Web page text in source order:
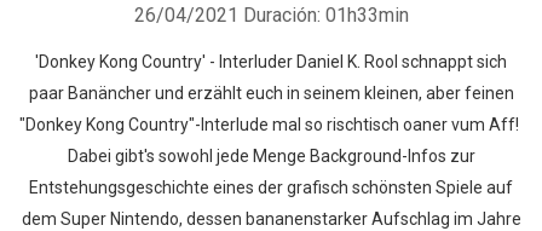
26/04/2021 Duración: 01h33min
'Donkey Kong Country' - Interluder Daniel K. Rool schnappt sich
paar Banäncher und erzählt euch in seinem kleinen, aber feinen
"Donkey Kong Country"-Interlude mal so rischtisch oaner vum Aff!
Dabei gibt's sowohl jede Menge Background-Infos zur
Entstehungsgeschichte eines der grafisch schönsten Spiele auf
dem Super Nintendo, dessen bananenstarker Aufschlag im Jahre